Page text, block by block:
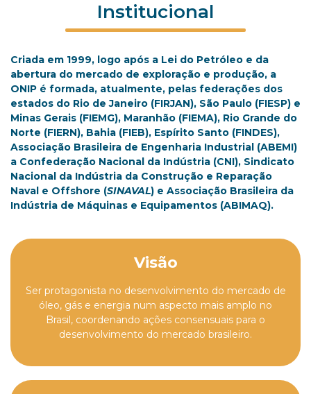
Institucional
Criada em 1999, logo após a Lei do Petróleo e da
abertura do mercado de exploração e produção, a
ONIP é formada, atualmente, pelas federações dos
estados do Rio de Janeiro (FIRJAN), São Paulo (FIESP) e
Minas Gerais (FIEMG), Maranhão (FIEMA), Rio Grande do
Norte (FIERN), Bahia (FIEB), Espírito Santo (FINDES),
Associação Brasileira de Engenharia Industrial (ABEMI)
a Confederação Nacional da Indústria (CNI), Sindicato
Nacional da Indústria da Construção e Reparação
Naval e Offshore (SINAVAL) e Associação Brasileira da
Indústria de Máquinas e Equipamentos (ABIMAQ).
Visão
Ser protagonista no desenvolvimento do mercado de
óleo, gás e energia num aspecto mais amplo no
Brasil, coordenando ações consensuais para o
desenvolvimento do mercado brasileiro.